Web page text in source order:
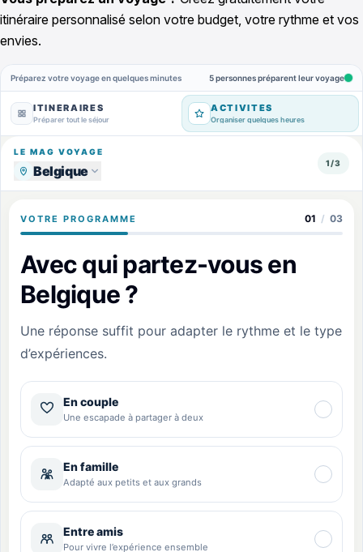
itinéraire personnalisé selon votre budget, votre rythme et vos
envies.